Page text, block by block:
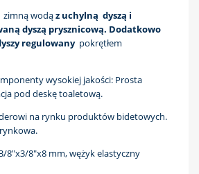
zimną wodąz uchylną dyszą i
dyszą prysznicową. Dodatkowo
regulowanypokrętłem
wysokiej jakości: Prosta
pod deskę toaletową.
na rynku produktów bidetowych.
8"x3/8"x8 mm, wężyk elastyczny